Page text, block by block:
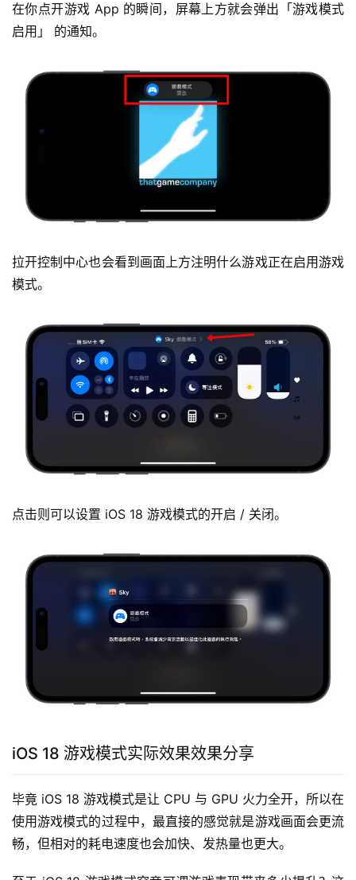
在你点开游戏 App 的瞬间，屏幕上方就会弹出「游戏模式
启用」 的通知。
拉开控制中心也会看到画面上方注明什么游戏正在启用游戏
模式。
点击则可以设置 iOS 18 游戏模式的开启 / 关闭。
iOS 18 游戏模式实际效果效果分享
毕竟 iOS 18 游戏模式是让 CPU 与 GPU 火力全开，所以在
使用游戏模式的过程中，最直接的感觉就是游戏画面会更流
畅，但相对的耗电速度也会加快、发热量也更大。